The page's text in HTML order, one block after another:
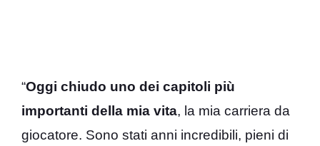
“Oggi chiudo uno dei capitoli più
importanti della mia vita, la mia carriera da
giocatore. Sono stati anni incredibili, pieni di